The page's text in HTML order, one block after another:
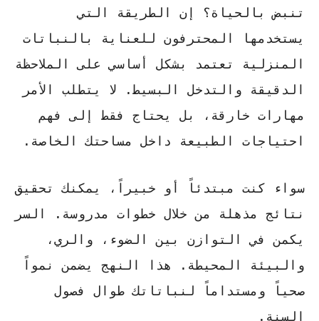
تنبض بالحياة؟ إن
الطريقة التي
يستخدمها المحترفون للعناية بالنباتات
المنزلية تعتمد بشكل أساسي على الملاحظة
الدقيقة والتدخل البسيط. لا يتطلب الأمر
مهارات خارقة، بل يحتاج فقط إلى فهم
احتياجات الطبيعة داخل مساحتك الخاصة.
سواء كنت مبتدئاً أو خبيراً، يمكنك تحقيق
نتائج مذهلة من خلال خطوات مدروسة.
السر
يكمن في التوازن بين الضوء، والري،
والبيئة المحيطة. هذا النهج يضمن نمواً
صحياً ومستداماً لنباتاتك طوال فصول
السنة.